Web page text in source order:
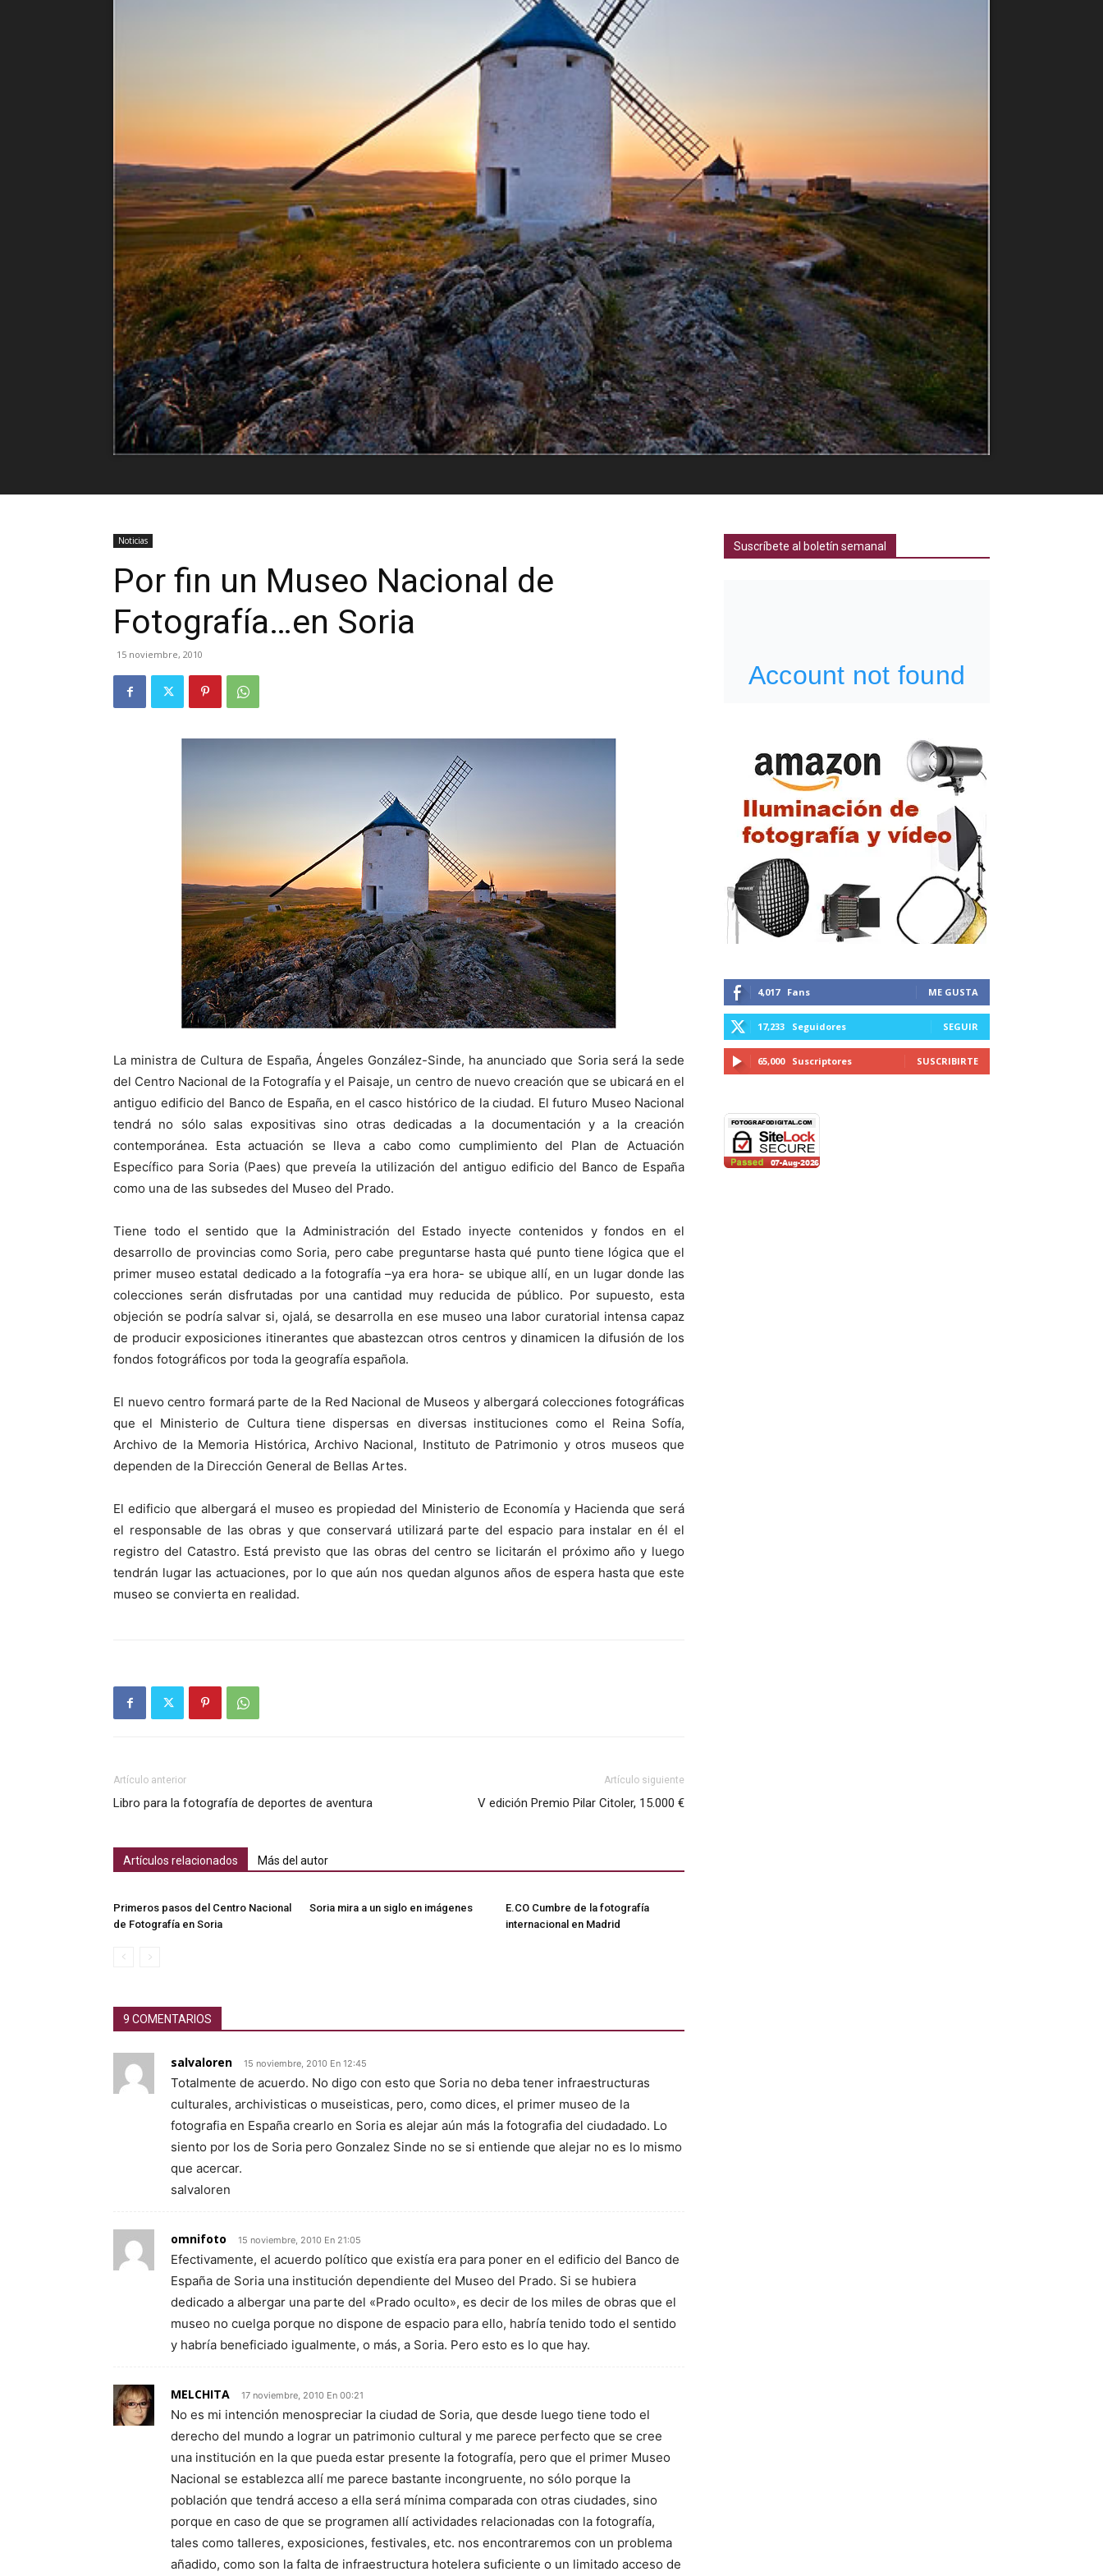
Noticias
Por fin un Museo Nacional de
Fotografía…en Soria
15 noviembre, 2010
La ministra de Cultura de España, Ángeles González-Sinde, ha anunciado que Soria será la sede
del Centro Nacional de la Fotografía y el Paisaje, un centro de nuevo creación que se ubicará en el
antiguo edificio del Banco de España, en el casco histórico de la ciudad. El futuro Museo Nacional
tendrá no sólo salas expositivas sino otras dedicadas a la documentación y a la creación
contemporánea. Esta actuación se lleva a cabo como cumplimiento del Plan de Actuación
Específico para Soria (Paes) que preveía la utilización del antiguo edificio del Banco de España
como una de las subsedes del Museo del Prado.
Tiene todo el sentido que la Administración del Estado inyecte contenidos y fondos en el
desarrollo de provincias como Soria, pero cabe preguntarse hasta qué punto tiene lógica que el
primer museo estatal dedicado a la fotografía –ya era hora- se ubique allí, en un lugar donde las
colecciones serán disfrutadas por una cantidad muy reducida de público. Por supuesto, esta
objeción se podría salvar si, ojalá, se desarrolla en ese museo una labor curatorial intensa capaz
de producir exposiciones itinerantes que abastezcan otros centros y dinamicen la difusión de los
fondos fotográficos por toda la geografía española.
El nuevo centro formará parte de la Red Nacional de Museos y albergará colecciones fotográficas
que el Ministerio de Cultura tiene dispersas en diversas instituciones como el Reina Sofía,
Archivo de la Memoria Histórica, Archivo Nacional, Instituto de Patrimonio y otros museos que
dependen de la Dirección General de Bellas Artes.
El edificio que albergará el museo es propiedad del Ministerio de Economía y Hacienda que será
el responsable de las obras y que conservará utilizará parte del espacio para instalar en él el
registro del Catastro. Está previsto que las obras del centro se licitarán el próximo año y luego
tendrán lugar las actuaciones, por lo que aún nos quedan algunos años de espera hasta que este
museo se convierta en realidad.
Artículo anterior
Libro para la fotografía de deportes de aventura
Artículo siguiente
V edición Premio Pilar Citoler, 15.000 €
Artículos relacionados Más del autor
Primeros pasos del Centro Nacional
de Fotografía en Soria
Soria mira a un siglo en imágenes
E.CO Cumbre de la fotografía
internacional en Madrid
9 COMENTARIOS
salvaloren 15 noviembre, 2010 En 12:45
Totalmente de acuerdo. No digo con esto que Soria no deba tener infraestructuras
culturales, archivisticas o museisticas, pero, como dices, el primer museo de la
fotografia en España crearlo en Soria es alejar aún más la fotografia del ciudadado. Lo
siento por los de Soria pero Gonzalez Sinde no se si entiende que alejar no es lo mismo
que acercar.
salvaloren
omnifoto 15 noviembre, 2010 En 21:05
Efectivamente, el acuerdo político que existía era para poner en el edificio del Banco de
España de Soria una institución dependiente del Museo del Prado. Si se hubiera
dedicado a albergar una parte del «Prado oculto», es decir de los miles de obras que el
museo no cuelga porque no dispone de espacio para ello, habría tenido todo el sentido
y habría beneficiado igualmente, o más, a Soria. Pero esto es lo que hay.
MELCHITA 17 noviembre, 2010 En 00:21
No es mi intención menospreciar la ciudad de Soria, que desde luego tiene todo el
derecho del mundo a lograr un patrimonio cultural y me parece perfecto que se cree
una institución en la que pueda estar presente la fotografía, pero que el primer Museo
Nacional se establezca allí me parece bastante incongruente, no sólo porque la
población que tendrá acceso a ella será mínima comparada con otras ciudades, sino
porque en caso de que se programen allí actividades relacionadas con la fotografía,
tales como talleres, exposiciones, festivales, etc. nos encontraremos con un problema
añadido, como son la falta de infraestructura hotelera suficiente o un limitado acceso de
Suscríbete al boletín semanal
4,017 Fans ME GUSTA
17,233 Seguidores SEGUIR
65,000 Suscriptores SUSCRIBIRTE